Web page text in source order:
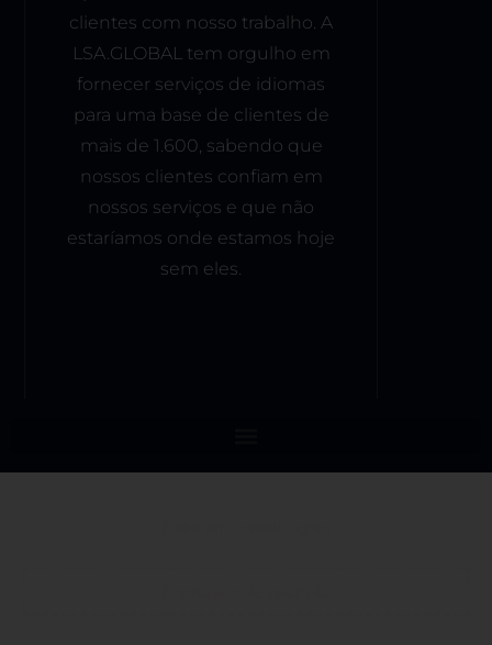
clientes com nosso trabalho. A
LSA.GLOBAL tem orgulho em
fornecer serviços de idiomas
para uma base de clientes de
mais de 1.600, sabendo que
nossos clientes confiam em
nossos serviços e que não
estaríamos onde estamos hoje
sem eles.